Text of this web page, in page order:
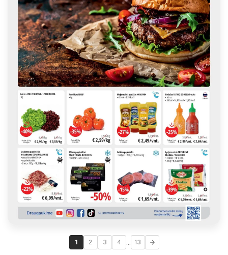
1 2 3 4 ... 13